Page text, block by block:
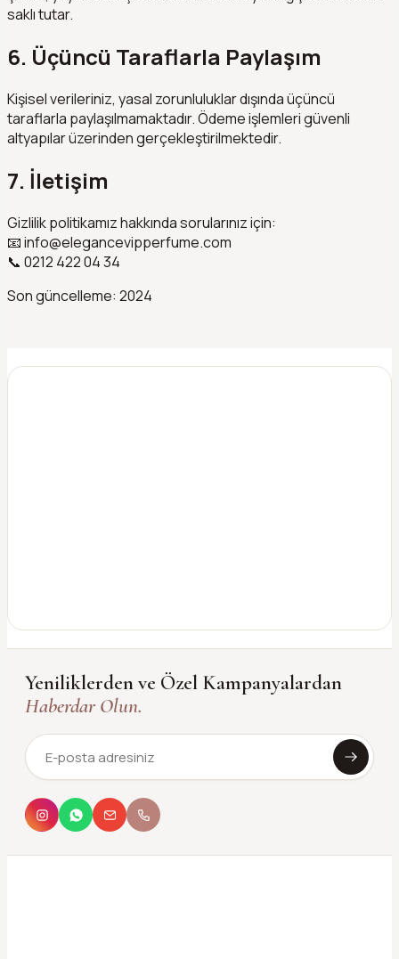
saklı tutar.
6. Üçüncü Taraflarla Paylaşım
Kişisel verileriniz, yasal zorunluluklar dışında üçüncü
taraflarla paylaşılmamaktadır. Ödeme işlemleri güvenli
altyapılar üzerinden gerçekleştirilmektedir.
7. İletişim
Gizlilik politikamız hakkında sorularınız için:
📧info@elegancevipperfume.com
📞 0212 422 04 34
Son güncelleme: 2024
Yeniliklerden ve Özel Kampanyalardan
Haberdar Olun.